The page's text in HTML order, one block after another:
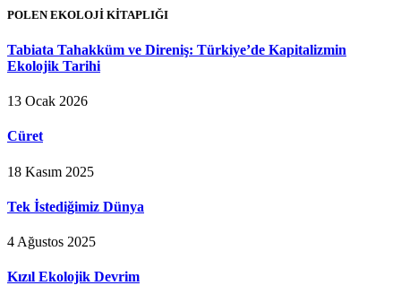
POLEN EKOLOJİ KİTAPLIĞI
Tabiata Tahakküm ve Direniş: Türkiye’de Kapitalizmin
Ekolojik Tarihi
13 Ocak 2026
Cüret
18 Kasım 2025
Tek İstediğimiz Dünya
4 Ağustos 2025
Kızıl Ekolojik Devrim